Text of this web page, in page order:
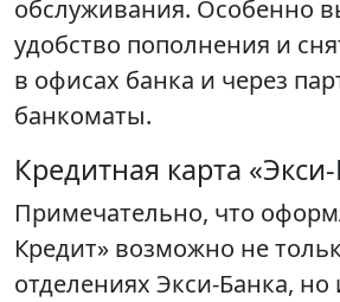
обслуживания. Особенно
удобство пополнения и
в офисах банка и через
банкоматы.
Кредитная карта
Примечательно, что
Кредит» возможно не
отделениях Экси-Банка,